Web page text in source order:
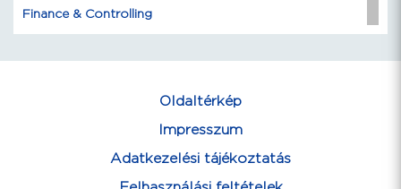
Finance & Controlling
Intellektuális tőke menedzsmentje
Lean & Folyamatmenedzsment
Mutatószámok, beszámolórendszerek
Robotizáció (RPA, MI)
Shareholder Value / EVA
Oldaltérkép
Impresszum
Adatkezelési tájékoztatás